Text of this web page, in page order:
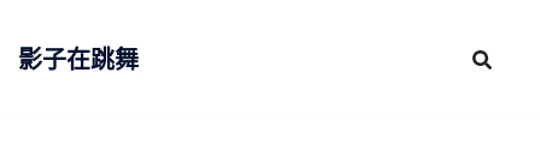
影子在跳舞